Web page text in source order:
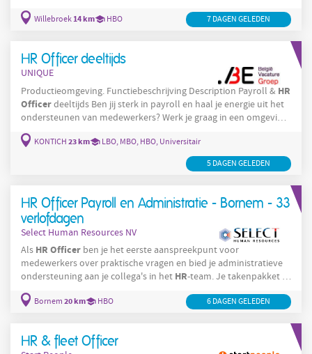
HR -administratie. Coördineren van een warm en professioneel
toegankelijk
Willebroek14 km HBO 7 DAGEN GELEDEN
HR Officer deeltijds
UNIQUE
Productieomgeving. Functiebeschrijving Description Payroll & HR
Officerdeeltijds Ben jij sterk in payroll en haal je energie uit het
ondersteunen van medewerkers? Werk je graag in een omgeving
waar je veel verantwoordelijkheid krijgt en rechtstreeks impact
hebt op deHR -werking? Wij zijn op zoek naar een
voor een bedrijf in Kontich. De organisatie telt een 80-tal
KONTICH 23 km LBO, MBO, HBO, Universitair
5 DAGEN GELEDEN
HR Officer Payroll en Administratie - Bornem - 33
verlofdagen
Select Human Resources NV
Als HR Officer ben je het eerste aanspreekpunt voor
medewerkers over praktische vragen en bied je administratieve
ondersteuning aan je collega's in het HR-team. Je takenpakket is
gevarieerd en omvat onder andere: Ondersteunen van de
payrollvoorbereiding en
-administratie. Coördineren van een
en opleidingen.
Bornem 20 km HBO 6 DAGEN GELEDEN
HR & fleet Officer